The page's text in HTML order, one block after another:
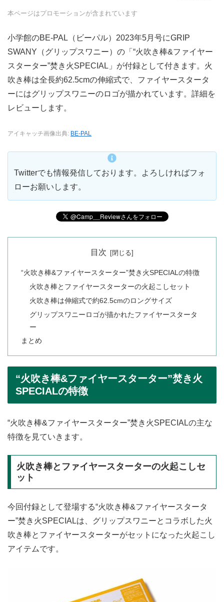
本ページはプロモーションが含まれています
小学館のBE-PAL（ビーパル）2023年5月号にGRIP
SWANY（グリップスワニー）の「“火吹き棒&ファイヤー
スターター”焚き火SPECIAL」が付録として付きます。火
吹き棒は全長約62.5cmの伸縮式で、ファイヤースタータ
ーにはグリップスワニーのロゴが描かれています。詳細を
レビューします。
アイキャッチ画像出典: BE-PAL
Twitterでも情報発信しております。よろしければフォ
ローお願いします。
目次
“火吹き棒&ファイヤースターター”焚き火SPECIALの特徴
火吹き棒とファイヤースターターの火起こしセット
火吹き棒は伸縮式で約62.5cmのロングサイズ
グリップスワニーロゴが描かれたファイヤースタータ
ー
まとめ
“火吹き棒&ファイヤースターター”焚き火
SPECIALの特徴
“火吹き棒&ファイヤースターター”焚き火SPECIALの主な
特徴を見ていきます。
火吹き棒とファイヤースターターの火起こしセ
ット
今回付録として登場する“火吹き棒&ファイヤースタータ
ー”焚き火SPECIALは、グリップスワニーとコラボした火
吹き棒とファイヤースターターがセットになった火起こし
アイテムです。